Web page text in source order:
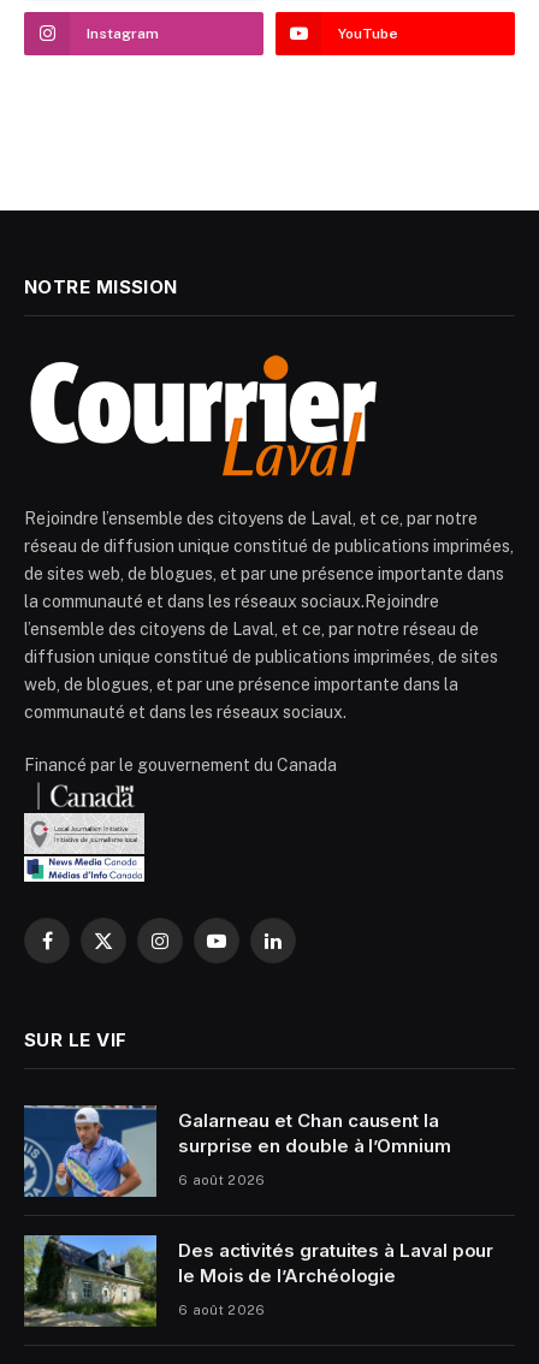
Instagram YouTube
NOTRE MISSION
Rejoindre l’ensemble des citoyens de Laval, et ce, par notre
réseau de diffusion unique constitué de publications imprimées,
de sites web, de blogues, et par une présence importante dans
la communauté et dans les réseaux sociaux.Rejoindre
l’ensemble des citoyens de Laval, et ce, par notre réseau de
diffusion unique constitué de publications imprimées, de sites
web, de blogues, et par une présence importante dans la
communauté et dans les réseaux sociaux.
Financé par le gouvernement du Canada
Facebook
X
InstagramYouTubeLinkedIn
SUR LE VIF
Galarneau et Chan causent la
surprise en double à l’Omnium
6 août 2026
Des activités gratuites à Laval pour
le Mois de l’Archéologie
6 août 2026